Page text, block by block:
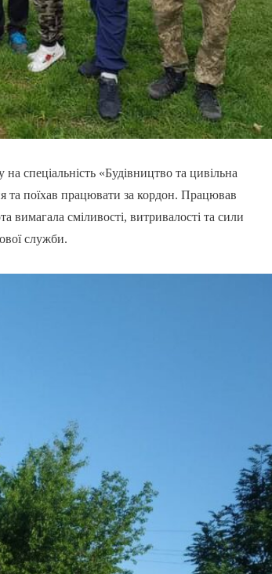
спеціальність «Будівництво та цивільна
та поїхав працювати за кордон. Працював
вимагала сміливості, витривалості та сили
служби.